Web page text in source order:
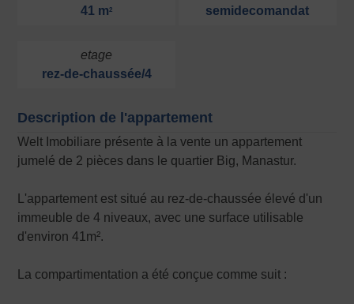
41 m2
semidecomandat
etage
rez-de-chaussée/4
Description de l'appartement
Welt Imobiliare présente à la vente un appartement
jumelé de 2 pièces dans le quartier Big, Manastur.
L'appartement est situé au rez-de-chaussée élevé d'un
immeuble de 4 niveaux, avec une surface utilisable
d'environ 41m².
La compartimentation a été conçue comme suit :